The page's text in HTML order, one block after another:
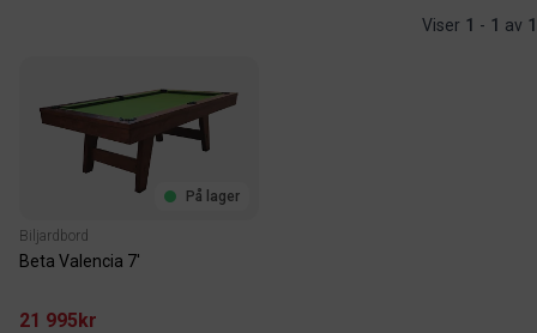
Viser 1 - 1 av 1
På lager
Biljardbord
Beta Valencia 7'
21 995kr